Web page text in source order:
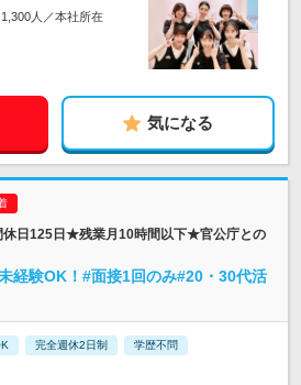
人／本社所在
気になる
休日125日★残業月10時間以下★官公庁との
経験OK！#面接1回のみ#20・30代活
完全週休2日制 学歴不問